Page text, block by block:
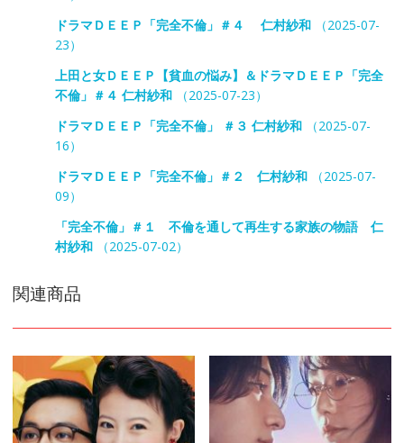
ドラマＤＥＥＰ「完全不倫」＃４ 仁村紗和（2025-07-
23）
上田と女ＤＥＥＰ【貧血の悩み】＆ドラマＤＥＥＰ「完全
不倫」＃４ 仁村紗和（2025-07-23）
ドラマＤＥＥＰ「完全不倫」 ＃３ 仁村紗和（2025-07-
16）
ドラマＤＥＥＰ「完全不倫」＃２ 仁村紗和（2025-07-
09）
「完全不倫」＃１ 不倫を通して再生する家族の物語 仁
村紗和（2025-07-02）
関連商品